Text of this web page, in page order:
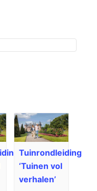
Tuinrondleiding
‘Tuinen vol
verhalen’